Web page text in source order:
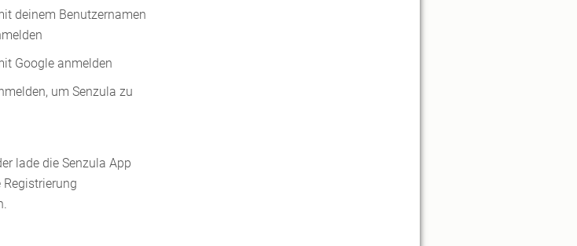
deinem Benutzernamen
Google anmelden
um Senzula zu
lade die Senzula App